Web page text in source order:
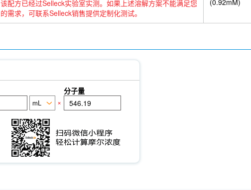
该配方已经过Selleck实验室实测。如果上述溶解方案不能满足您
的需求，可联系Selleck销售提供定制化测试。
(0.92mM)
分子量
×